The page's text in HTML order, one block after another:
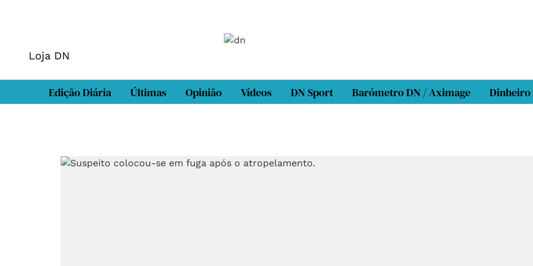
Loja DN
Edição Diária Últimas Opinião Vídeos DN Sport Barómetro DN / Aximage Dinheiro